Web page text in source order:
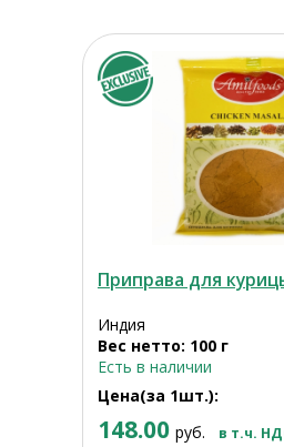
Приправа для
Индия
Вес нетто: 100 г
Есть в наличии
Цена(за 1шт.):
148.00 руб. в т.ч.